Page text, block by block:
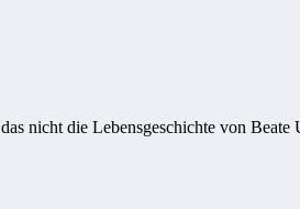
nicht die Lebensgeschichte von